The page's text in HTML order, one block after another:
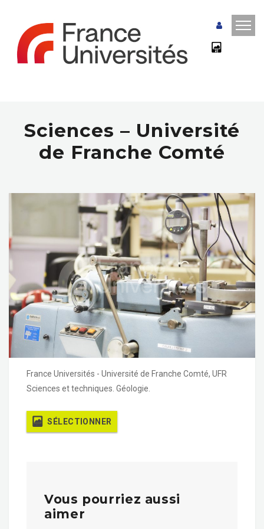
Sciences – Université
de Franche Comté
France Universités - Université de Franche Comté, UFR
Sciences et techniques. Géologie.
SÉLECTIONNER
Vous pourriez aussi
aimer